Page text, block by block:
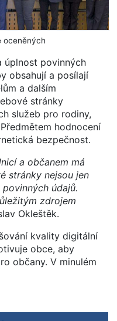
oceněných
úplnost povinných
obsahují a posílají
a dalším
stránky
služeb pro rodiny,
hodnocení
bezpečnost.
a občanem má
stránky nejsou jen
údajů.
zdrojem
Okleštěk.
kvality digitální
obce, aby
občany. V minulém